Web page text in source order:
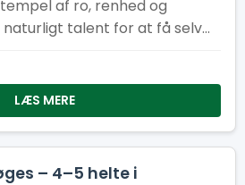
af ro, renhed og
naturligt talent for at få selv
Så er det
vores nye Sanitets- og
LÆS MERE
– 4–5 helte i